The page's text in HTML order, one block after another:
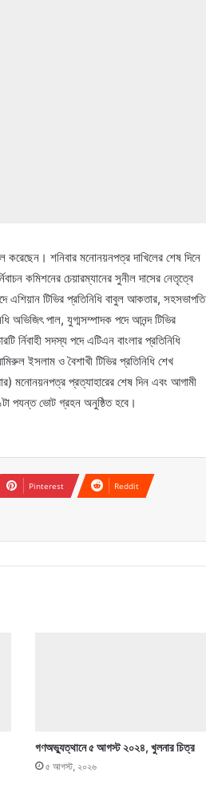
করেছেন। শনিবার মনোনয়নপত্র দাখিলের শেষ দিনে
কমিশনের চেয়ারম্যানের সুনীল দাসের নেতৃত্বে
এশিয়ান টিভির প্রতিনিধি বাবুল আকতার, সহসভাপতি
অভিজিৎ পাল, যুগ্মসম্পাদক পদে আনন্দ টিভির
র্নিবাহী সদস্য পদে এটিএন বাংলার প্রতিনিধি
ইসলাম ও বৈশাখী টিভির প্রতিনিধি শেখ
মনোনয়নপত্র প্রত্যাহারের শেষ দিন এবং আগামী
পযন্ত ভোট গ্রহন অনুষ্ঠিত হবে।
Pinterest Reddit
গণঅভ্যুত্থানে ৫ আগস্ট ২০২৪, খুলনার চিত্র
৫ আগস্ট, ২০২৬